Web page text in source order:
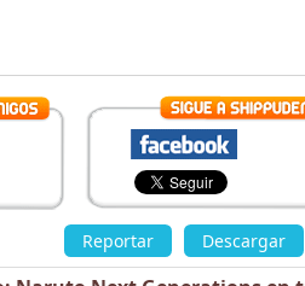
Reportar Descargar